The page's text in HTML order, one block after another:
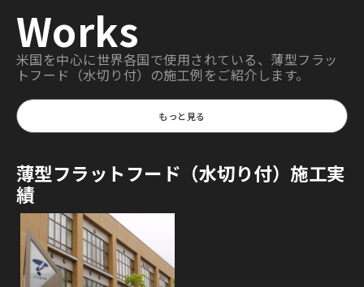
Works
米国を中心に世界各国で使用されている、薄型フラッ
トフード（水切り付）の施工例をご紹介します。
もっと見る
薄型フラットフード（水切り付）施工実
績